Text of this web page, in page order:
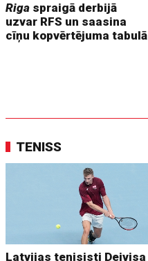
Riga spraigā derbijā
uzvar RFS un saasina
cīņu kopvērtējuma tabulā
TENISS
Latvijas tenisisti Deivisa